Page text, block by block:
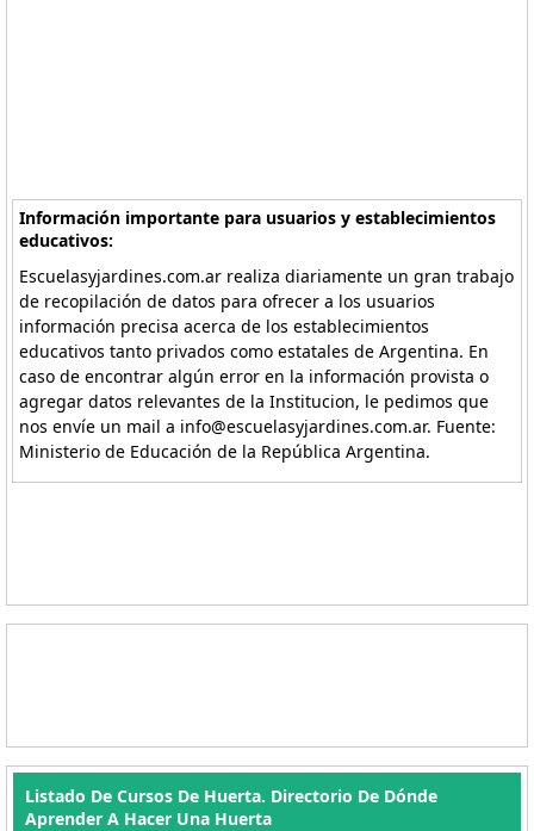
Información importante para usuarios y establecimientos
educativos:
Escuelasyjardines.com.ar realiza diariamente un gran trabajo
de recopilación de datos para ofrecer a los usuarios
información precisa acerca de los establecimientos
educativos tanto privados como estatales de Argentina. En
caso de encontrar algún error en la información provista o
agregar datos relevantes de la Institucion, le pedimos que
nos envíe un mail a info@escuelasyjardines.com.ar. Fuente:
Ministerio de Educación de la República Argentina.
Listado De Cursos De Huerta. Directorio De Dónde
Aprender A Hacer Una Huerta